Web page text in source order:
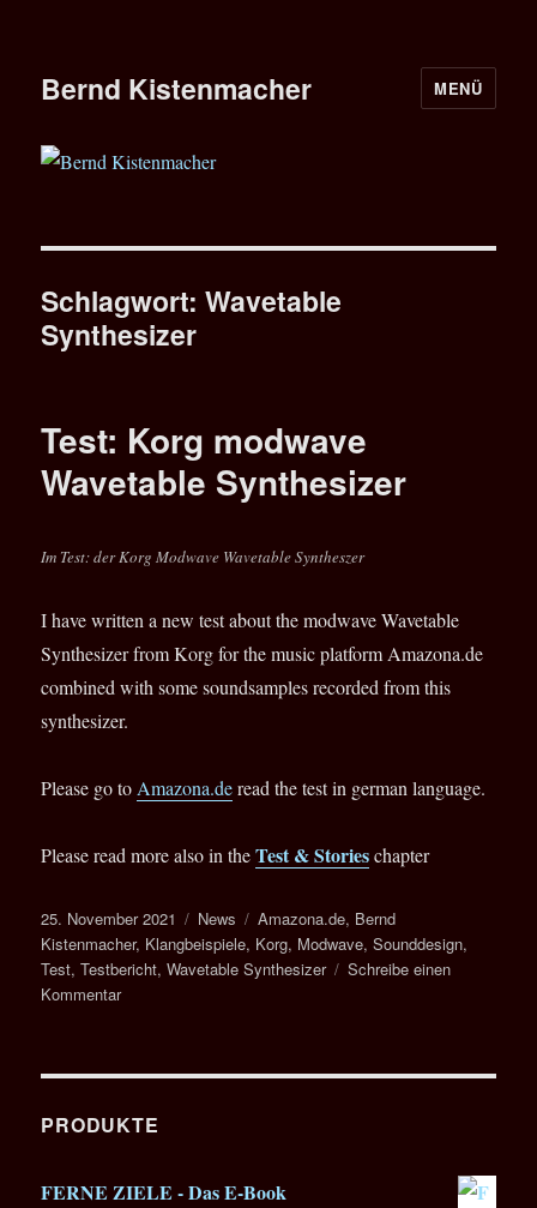
Bernd Kistenmacher MENÜ
Schlagwort:Wavetable
Synthesizer
Test: Korg modwave
Wavetable Synthesizer
Im Test: der Korg Modwave Wavetable Syntheszer
I have written a new test about the modwave Wavetable
Synthesizer from Korg for the music platform Amazona.de
combined with some soundsamples recorded from this
synthesizer.
Please go toAmazona.deread the test in german language.
Please read more also in theTest & Storieschapter
Veröffentlicht
am
25. November 2021 Kategorien
News Schlagwörter
Amazona.de, Bernd
Kistenmacher, Klangbeispiele, Korg, Modwave,Sounddesign,
Test,Testbericht,Wavetable Synthesizer
Schreibe einen
Kommentarzu
modwave
Synthesizer
PRODUKTE
FERNE ZIELE - Das E-Book